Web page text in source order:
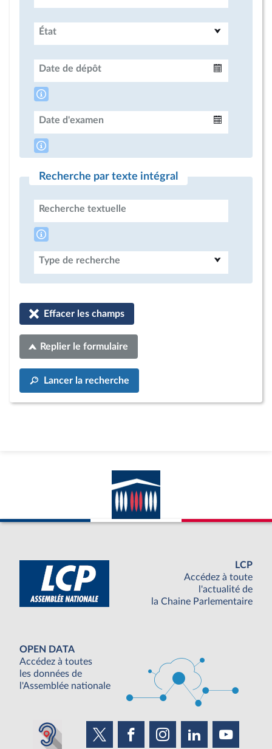
État
Date de dépôt
Date d'examen
Recherche par texte intégral
Recherche textuelle
Type de recherche
Effacer les champs
Replier le formulaire
Lancer la recherche
LCP
Accédez à toute
l'actualité de
la Chaine Parlementaire
OPEN DATA
Accédez à toutes
les données de
l'Assemblée nationale